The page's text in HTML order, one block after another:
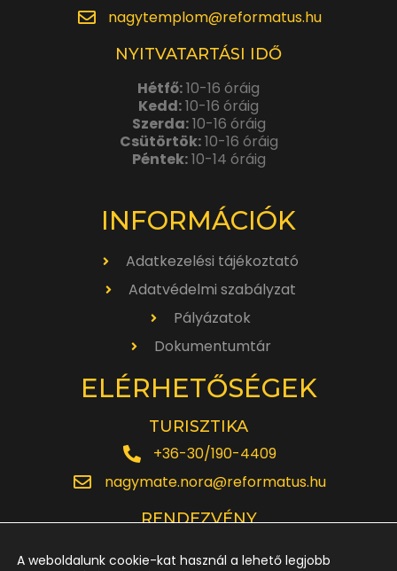
nagytemplom@reformatus.hu
NYITVATARTÁSI IDŐ
Hétfő:10-16 óráig
Kedd:10-16 óráig
Szerda:10-16 óráig
Csütörtök:10-16 óráig
Péntek:10-14 óráig
INFORMÁCIÓK
Adatkezelési tájékoztató
Adatvédelmi szabályzat
Pályázatok
Dokumentumtár
ELÉRHETŐSÉGEK
TURISZTIKA
+36-30/190-4409
nagymate.nora@reformatus.hu
RENDEZVÉNY
A weboldalunk cookie-kat használ a lehető legjobb